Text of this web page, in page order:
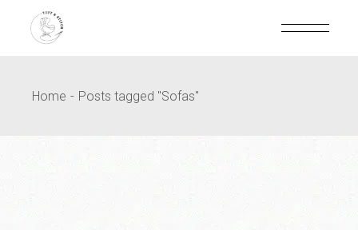
Home Posts tagged "Sofas"